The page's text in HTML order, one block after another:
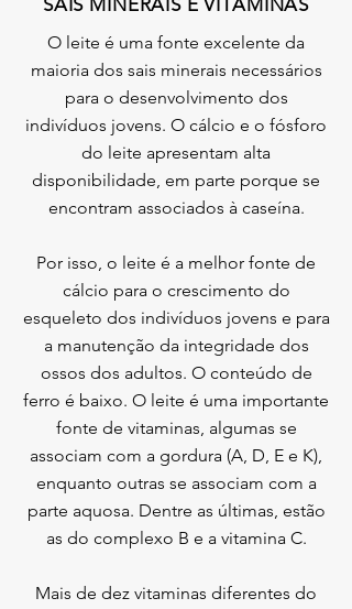
SAIS MINERAIS E VITAMINAS
O leite é uma fonte excelente da
maioria dos sais minerais necessários
para o desenvolvimento dos
indivíduos jovens. O cálcio e o fósforo
do leite apresentam alta
disponibilidade, em parte porque se
encontram associados à caseína.
Por isso, o leite é a melhor fonte de
cálcio para o crescimento do
esqueleto dos indivíduos jovens e para
a manutenção da integridade dos
ossos dos adultos. O conteúdo de
ferro é baixo. O leite é uma importante
fonte de vitaminas, algumas se
associam com a gordura (A, D, E e K),
enquanto outras se associam com a
parte aquosa. Dentre as últimas, estão
as do complexo B e a vitamina C.
Mais de dez vitaminas diferentes do